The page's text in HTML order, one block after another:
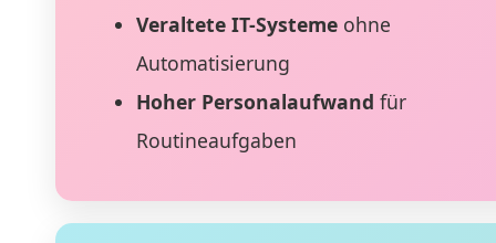
Veraltete IT-Systemeohne
Automatisierung
Hoher Personalaufwand für
Routineaufgaben